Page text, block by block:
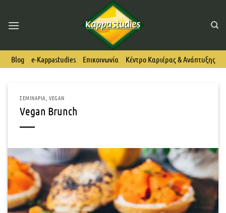
content
Blog e-Kappastudies Επικοινωνία Κέντρο Καριέρας & Ανάπτυξης
ΣΕΜΙΝΆΡΙΑ ,VEGAN
Vegan Brunch